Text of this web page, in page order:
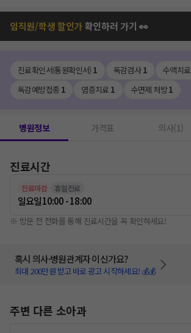
임직원/학생 할인가확인하러 가기 👀
진료확인서(통원확인서) 1 독감검사1 수액치료
독감예방접종 1 염증치료 1 수면제 처방1
병원정보 가격표 의사(1)
진료시간
진료마감 휴일진료
일요일10:00 - 18:00
※ 방문 전 전화를 통해 진료시간을 꼭 확인하세요!
혹시 의사·병원관계자 이신가요?
최대 200만원 받고 바로 광고 시작하세요! 💰💰
주변 다른 소아과